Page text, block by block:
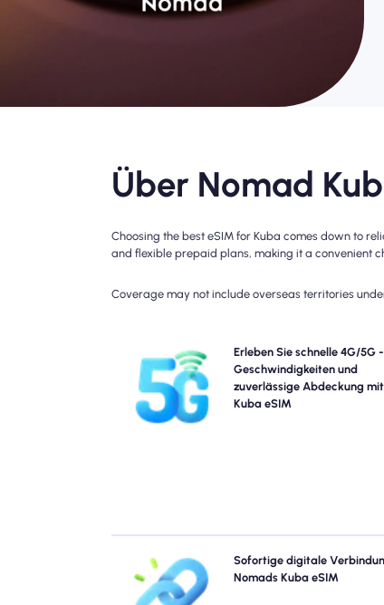
Über Nomad
Choosing the best eSIM for Kuba comes down to
and flexible prepaid plans, making it a convenient
Coverage may not include overseas territories
Erleben Sie schnelle 4G/5G -
Geschwindigkeiten und
zuverlässige Abdeckung
Kuba eSIM
Erleben Sie Blazing-Fast 4G Konnektivität mit
Kuba Travel eSIM. Bitte überprüfen Sie Ihre
auf eine bestimmte Verfügbarkeit und
der Netzwerke, da die Deckung je nach
Sofortige digitale
Nomads Kuba eSIM
Überspringen Sie die Warteschlangen und
Sie physische Sims. Aktivieren Sie Ihren
eSIM sofort von Ihrem Gerät für schnelle